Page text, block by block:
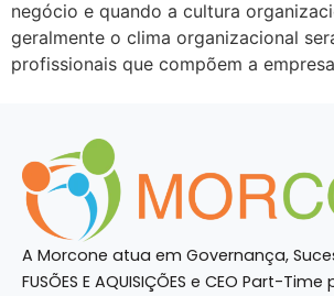
negócio e quando a cultura
geralmente o clima organizacional
profissionais que compõem a
A Morcone atua em Governança,
FUSÕES E AQUISIÇÕES e CEO Part-